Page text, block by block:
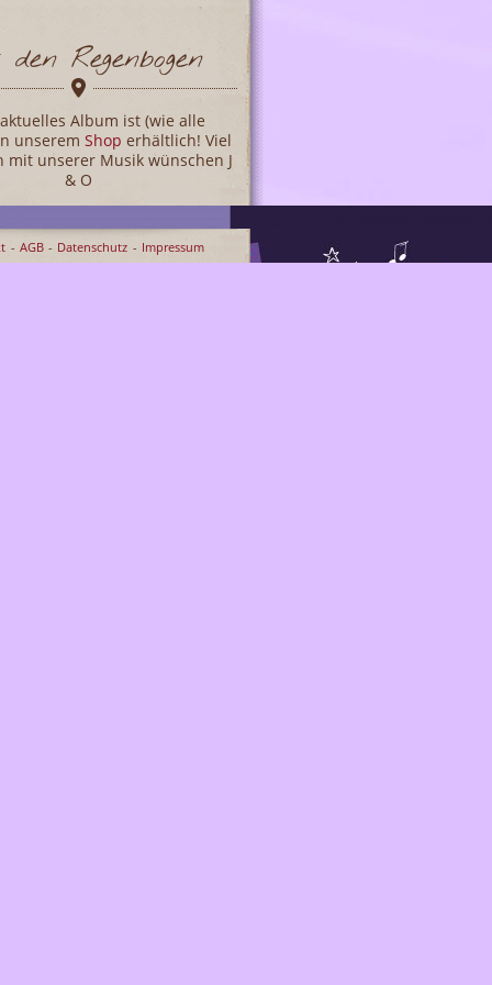
Regenbogen
Album ist (wie alle
unserem Shop erhältlich! Viel
mit unserer Musik wünschen J
& O
AGB Datenschutz Impressum